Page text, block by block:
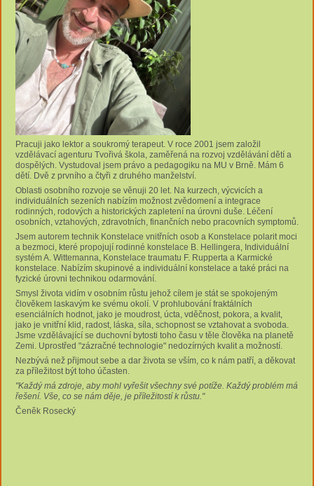
Pracuji jako lektor a soukromý terapeut. V roce 2001 jsem založil
vzdělávací agenturu Tvořivá škola, zaměřená na rozvoj vzdělávání dětí a
dospělých. Vystudoval jsem právo a pedagogiku na MU v Brně. Mám 6
dětí. Dvě z prvního a čtyři z druhého manželství.
Oblasti osobního rozvoje se věnuji 20 let. Na kurzech, výcvicích a
individuálních sezeních nabízím možnost zvědomení a integrace
rodinných, rodových a historických zapletení na úrovni duše. Léčení
osobních, vztahových, zdravotních, finančních nebo pracovních symptomů.
Jsem autorem technik Konstelace vnitřních osob a Konstelace polarit moci
a bezmoci, které propojují rodinné konstelace B. Hellingera, Individuální
systém A. Wittemanna, Konstelace traumatu F. Rupperta a Karmické
konstelace. Nabízím skupinové a individuální konstelace a také práci na
fyzické úrovni technikou odarmování.
Smysl života vidím v osobním růstu jehož cílem je stát se spokojeným
člověkem laskavým ke svému okolí. V prohlubování fraktálních
esenciálních hodnot, jako je moudrost, úcta, vděčnost, pokora, a kvalit,
jako je vnitřní klid, radost, láska, síla, schopnost se vztahovat a svoboda.
Jsme vzdělávající se duchovní bytosti toho času v těle člověka na planetě
Zemi. Uprostřed "zázračné technologie" nedozírných kvalit a možností.
Nezbývá než přijmout sebe a dar života se vším, co k nám patří, a děkovat
za příležitost být toho účasten.
"Každý má zdroje, aby mohl vyřešit všechny své potíže. Každý problém má
řešení. Vše, co se nám děje, je příležitostí k růstu."
Čeněk Rosecký